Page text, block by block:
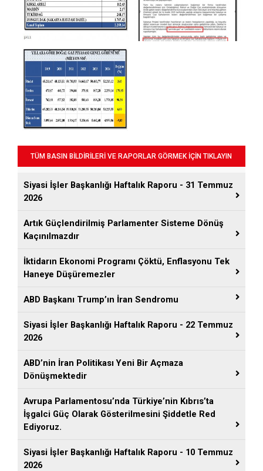
TÜM BASIN BİLDİRİLERİ VE RAPORLAR GÖRMEK İÇİN TIKLAYIN
Siyasi İşler Başkanlığı Haftalık Raporu - 31 Temmuz
2026
Artık Güçlendirilmiş Parlamenter Sisteme Dönüş
Kaçınılmazdır
İktidarın Ekonomi Programı Çöktü, Enflasyonu Tek
Haneye Düşüremezler
ABD Başkanı Trump’ın İran Sendromu
Siyasi İşler Başkanlığı Haftalık Raporu - 22 Temmuz
2026
ABD’nin İran Politikası Yeni Bir Açmaza
Dönüşmektedir
Avrupa Parlamentosu’nda Türkiye’nin Kıbrıs’ta
İşgalci Güç Olarak Gösterilmesini Şiddetle Red
Ediyoruz.
Siyasi İşler Başkanlığı Haftalık Raporu - 10 Temmuz
2026